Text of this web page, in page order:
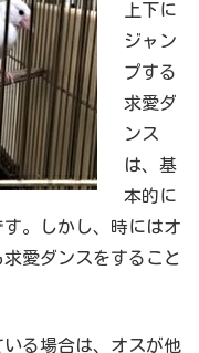
上下に
ジャン
プする
求愛ダ
ンス
は、基
本的に
。しかし、時にはオ
愛ダンスをすること
る場合は、オスが他